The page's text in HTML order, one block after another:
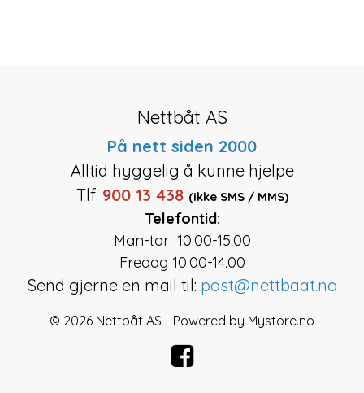
Nettbåt AS
På nett siden 2000
Alltid hyggelig å kunne hjelpe
Tlf. 900 13 438 (ikke SMS / MMS)
Telefontid:
Man-tor 10.00-15.00
Fredag 10.00-14.00
Send gjerne en mail til: post@nettbaat.no
© 2026 Nettbåt AS - Powered by Mystore.no